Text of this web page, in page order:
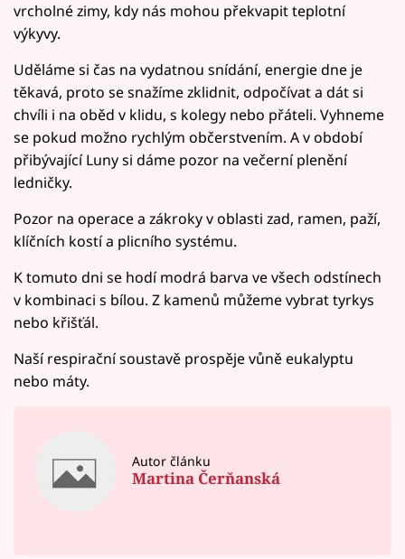
vrcholné zimy, kdy nás mohou překvapit teplotní
výkyvy.
Uděláme si čas na vydatnou snídání, energie dne je
těkavá, proto se snažíme zklidnit, odpočívat a dát si
chvíli i na oběd v klidu, s kolegy nebo přáteli. Vyhneme
se pokud možno rychlým občerstvením. A v období
přibývající Luny si dáme pozor na večerní plenění
ledničky.
Pozor na operace a zákroky v oblasti zad, ramen, paží,
klíčních kostí a plicního systému.
K tomuto dni se hodí modrá barva ve všech odstínech
v kombinaci s bílou. Z kamenů můžeme vybrat tyrkys
nebo křišťál.
Naší respirační soustavě prospěje vůně eukalyptu
nebo máty.
Autor článku
Martina Čerňanská